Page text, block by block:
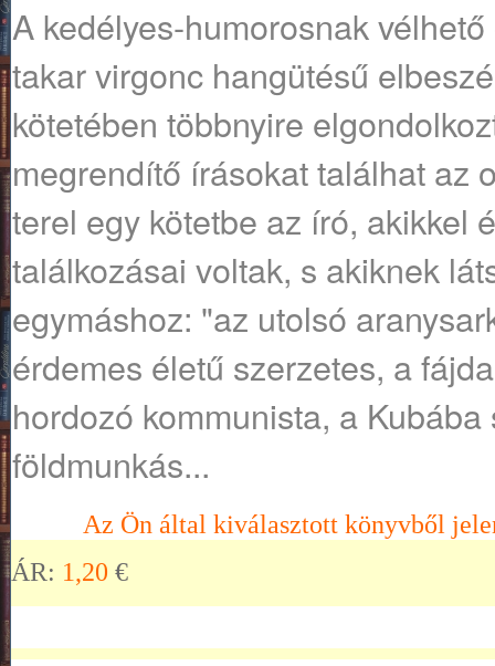
A ​kedélyes-humorosnak
takar virgonc hangütésű
kötetében többnyire
megrendítő írásokat találhat az
terel egy kötetbe az író, akikkel
találkozásai voltak, s akiknek
egymáshoz: "az utolsó
érdemes életű szerzetes, a
hordozó kommunista, a
földmunkás...
Az Ön által kiválasztott könyvből
ÁR: 1,20 €